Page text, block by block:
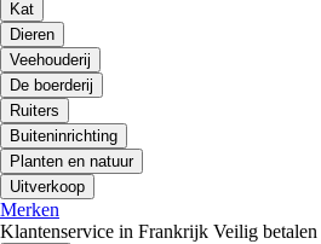
Kat
Dieren
Veehouderij
De boerderij
Ruiters
Buiteninrichting
Planten en natuur
Uitverkoop
Merken
Klantenservice in Frankrijk Veilig betalen